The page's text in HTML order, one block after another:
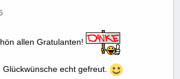
allen Gratulanten!
Glückwünsche echt gefreut.